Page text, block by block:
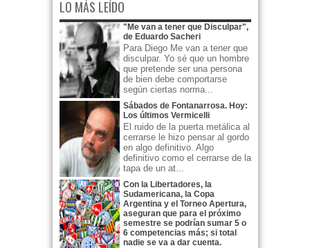
LO MÁS LEÍDO
"Me van a tener que Disculpar",
de Eduardo Sacheri
Para Diego Me van a tener que
disculpar. Yo sé que un hombre
que pretende ser una persona
de bien debe comportarse
según ciertas norma...
Sábados de Fontanarrosa. Hoy:
Los últimos Vermicelli
El ruido de la puerta metálica al
cerrarse le hizo pensar al gordo
en algo definitivo. Algo
definitivo como el cerrarse de la
tapa de un at...
Con la Libertadores, la
Sudamericana, la Copa
Argentina y el Torneo Apertura,
aseguran que para el próximo
semestre se podrían sumar 5 o
6 competencias más; si total
nadie se va a dar cuenta.